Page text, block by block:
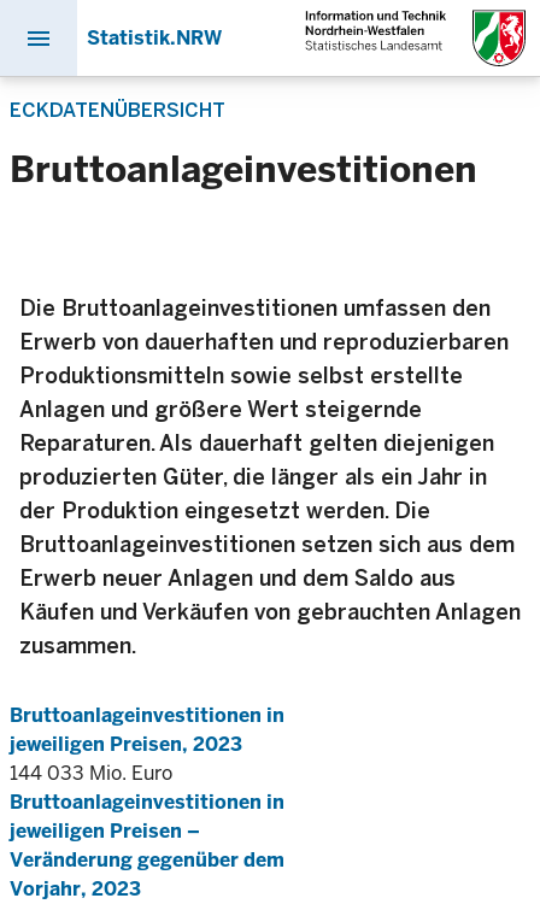
zum
menu Statistik.NRW
ECKDATENÜBERSICHT
Bruttoanlageinvestitionen
Die Bruttoanlageinvestitionen umfassen den
Erwerb von dauerhaften und reproduzierbaren
Produktionsmitteln sowie selbst erstellte
Anlagen und größere Wert steigernde
Reparaturen. Als dauerhaft gelten diejenigen
produzierten Güter, die länger als ein Jahr in
der Produktion eingesetzt werden. Die
Bruttoanlageinvestitionen setzen sich aus dem
Erwerb neuer Anlagen und dem Saldo aus
Käufen und Verkäufen von gebrauchten Anlagen
zusammen.
Bruttoanlageinvestitionen in
jeweiligen Preisen, 2023
144 033 Mio. Euro
Bruttoanlageinvestitionen in
jeweiligen Preisen –
Veränderung gegenüber dem
Vorjahr, 2023